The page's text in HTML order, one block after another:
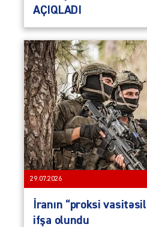
AÇIQLADI
29.07.2026
İranın “proksi
ifşa olundu